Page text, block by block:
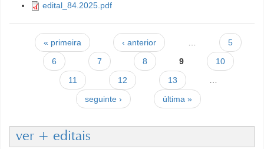
edital_84.2025.pdf
Páginas« primeira ‹ anterior
5
6
7 8 9
10
11
12 13
seguinte ›
última »
ver + editais